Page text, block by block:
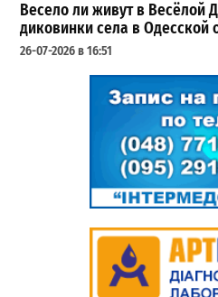
Весело ли живут в Весёлой
диковинки села в Одесской
26-07-2026 в 16:51